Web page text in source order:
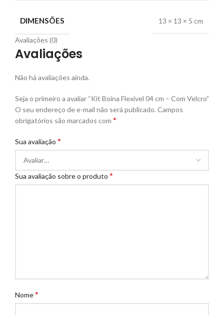
DIMENSÕES 13 × 13 × 5 cm
Avaliações (0)
Avaliações
Não há avaliações ainda.
Seja o primeiro a avaliar “Kit Boina Flexivel 04 cm – Com Velcro”
O seu endereço de e-mail não será publicado. Campos
obrigatórios são marcados com *
Sua avaliação *
Sua avaliação sobre o produto *
Nome*